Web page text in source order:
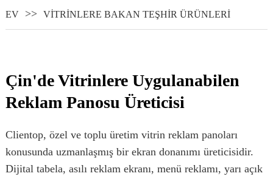
EV VITRINLERE BAKAN TEŞHIR ÜRÜNLERI
Çin'de Vitrinlere Uygulanabilen
Reklam Panosu Üreticisi
Clientop, özel ve toplu üretim vitrin reklam panoları
konusunda uzmanlaşmış bir ekran donanımı üreticisidir.
Dijital tabela, asılı reklam ekranı, menü reklamı, yarı açık